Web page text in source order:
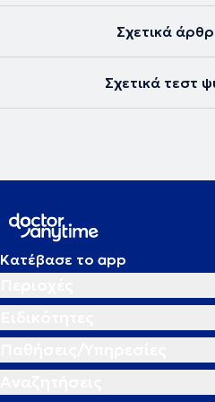
Σχετικά
Σχετικά τεστ
Κατέβασε το app